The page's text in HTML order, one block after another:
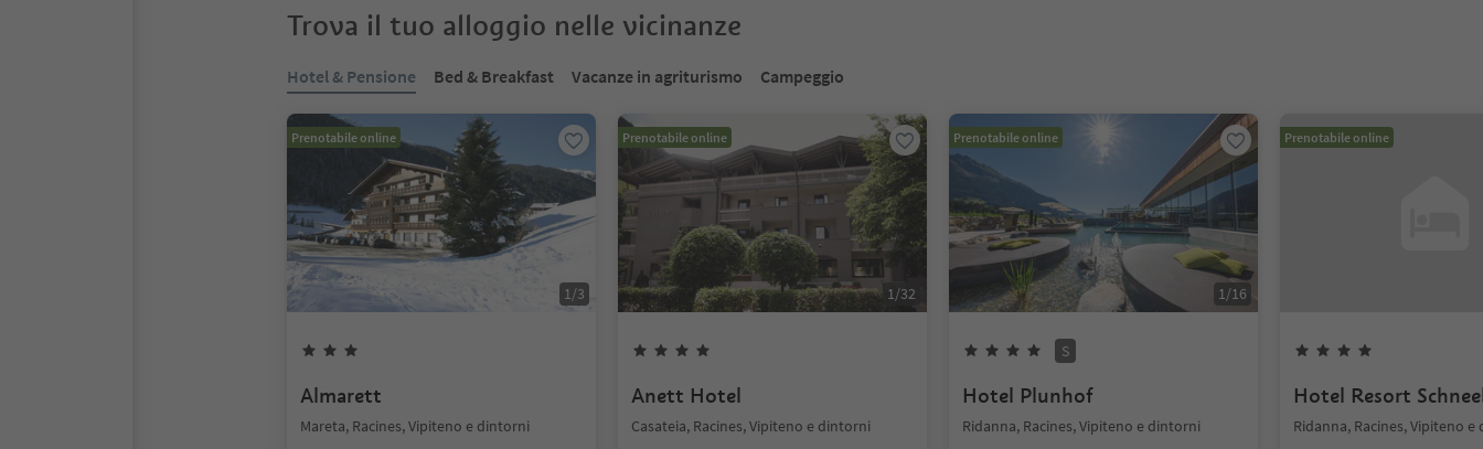
Trova il tuo alloggio nelle vicinanze
Hotel & Pensione Bed & Breakfast Vacanze in agriturismo Campeggio
Prenotabile online
1/3
Almarett
Mareta, Racines, Vipiteno e dintorni
Prenotabile online
1/32
Anett Hotel
Casateia, Racines, Vipiteno e dintorni
Prenotabile online
1/16
S
Hotel Plunhof
Ridanna, Racines, Vipiteno e dintorni
Prenotabile online
Hotel Resort
Ridanna, Racines, Vipiteno